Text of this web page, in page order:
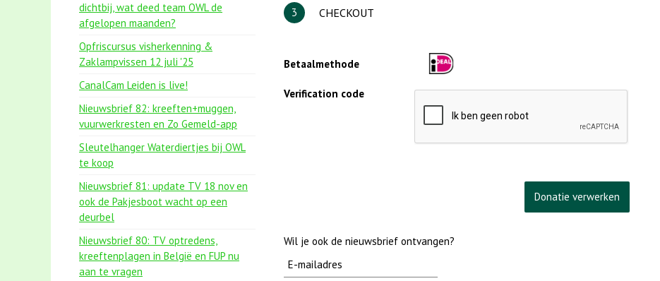
3 CHECKOUT
Betaalmethode
Verification code
Wil je ook de nieuwsbrief ontvangen?
dichtbij, wat deed team OWL de
afgelopen maanden?
Opfriscursus visherkenning &
Zaklampvissen 12 juli '25
CanalCam Leiden is live!
Nieuwsbrief 82: kreeften+muggen,
vuurwerkresten en Zo Gemeld-app
Sleutelhanger Waterdiertjes bij OWL
te koop
Nieuwsbrief 81: update TV 18 nov en
ook de Pakjesboot wacht op een
deurbel
Nieuwsbrief 80: TV optredens,
kreeftenplagen in België en FUP nu
aan te vragen